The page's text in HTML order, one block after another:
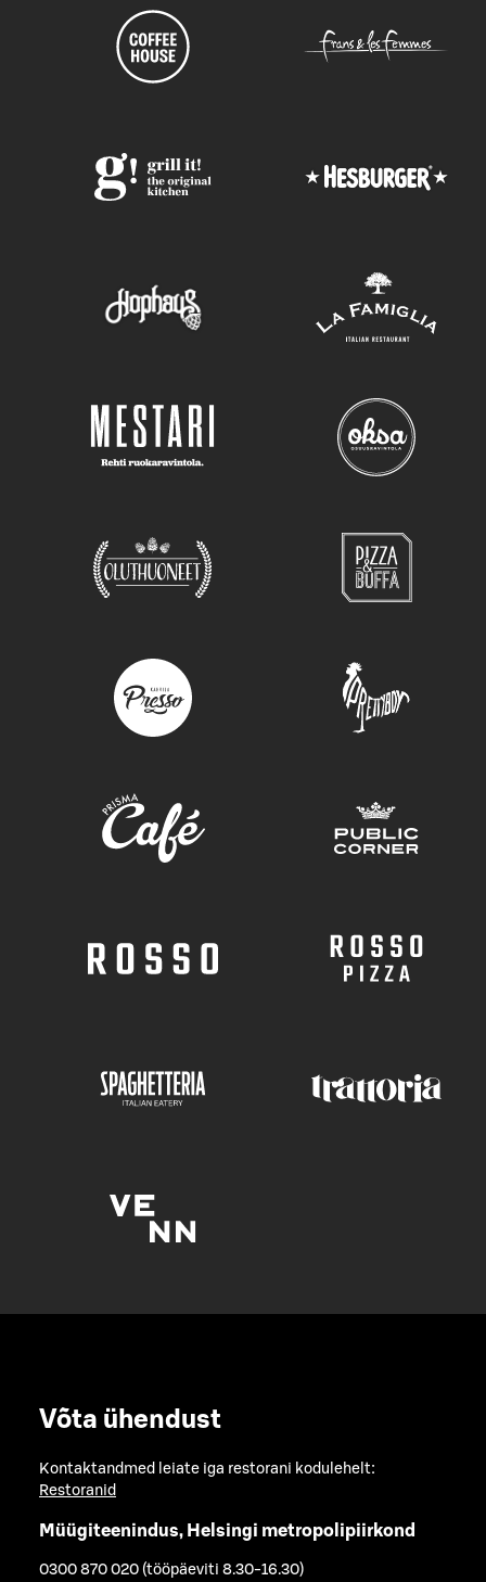
Võta ühendust
Kontaktandmed leiate iga restorani kodulehelt:
Restoranid
Müügiteenindus, Helsingi metropolipiirkond
0300 870 020 (tööpäeviti 8.30-16.30)